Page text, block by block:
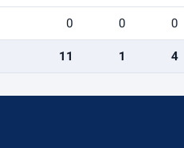
0
0
0
4
1
11